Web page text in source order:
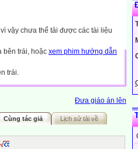
vậy chưa thể tải được các tài liệu
bên trái, hoặc xem phim hướng dẫn
trái.
Đưa giáo án lên
Cùng tác giả Lịch sử tải về